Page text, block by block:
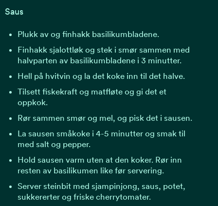
Saus
Plukk av og finhakk basilikumbladene.
Finhakk sjalottløk og stek i smør sammen med
halvparten av basilikumbladene i 3 minutter.
Hell på hvitvin og la det koke inn til det halve.
Tilsett fiskekraft og matfløte og gi det et
oppkok.
Rør sammen smør og mel, og pisk det i sausen.
La sausen småkoke i 4-5 minutter og smak til
med salt og pepper.
Hold sausen varm uten at den koker. Rør inn
resten av basilikumen like før servering.
Server steinbit med sjampinjong, saus, potet,
sukkererter og friske cherrytomater.